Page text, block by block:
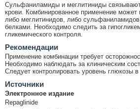
Сульфаниламиды и меглитиниды
крови. Комбинированное применение может
либо меглитинидов, либо
белками. Необходимо следить за
гликемического контроля.
Рекомендации
Применение комбинации требует
Необходимо наблюдать за клиническим
Следует контролировать уровень глюкозы в
Источники
Электронное издание
Repaglinide